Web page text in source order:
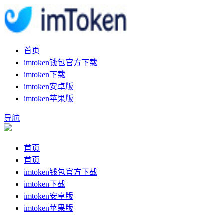
首页
imtoken钱包官方下载
imtoken下载
imtoken安卓版
imtoken苹果版
导航
首页
首页
imtoken钱包官方下载
imtoken下载
imtoken安卓版
imtoken苹果版